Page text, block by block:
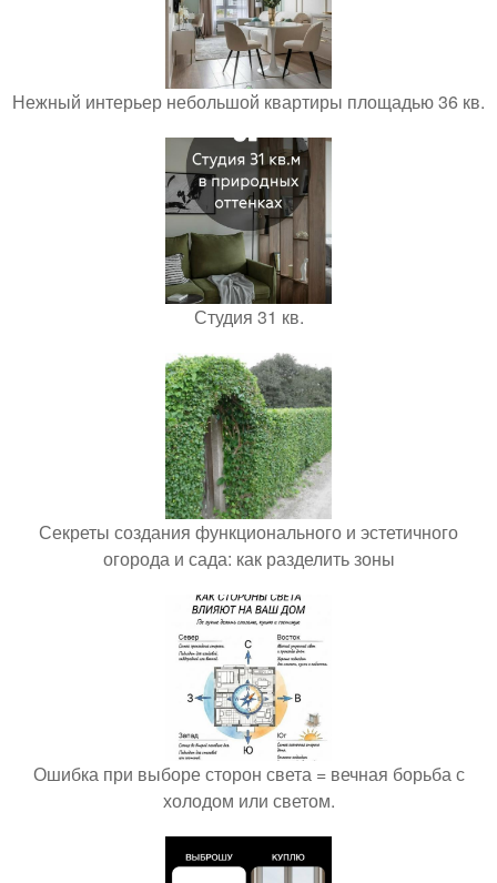
Нежный интерьер небольшой квартиры площадью 36 кв.
Студия 31 кв.
Секреты создания функционального и эстетичного
огорода и сада: как разделить зоны
Ошибка при выборе сторон света = вечная борьба с
холодом или светом.